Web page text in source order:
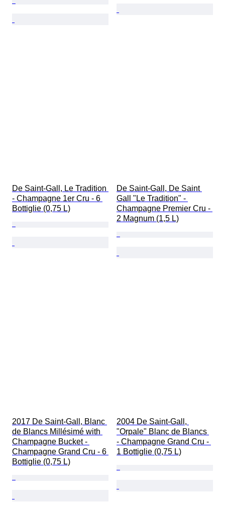
De Saint-Gall, Le Tradition
- Champagne 1er Cru - 6
Bottiglie (0,75 L)
De Saint-Gall, De Saint
Gall "Le Tradition" -
Champagne Premier Cru -
2 Magnum (1,5 L)
2017 De Saint-Gall, Blanc
de Blancs Millésimé with
Champagne Bucket -
Champagne Grand Cru - 6
Bottiglie (0,75 L)
2004 De Saint-Gall,
"Orpale" Blanc de Blancs
- Champagne Grand Cru -
1 Bottiglie (0,75 L)